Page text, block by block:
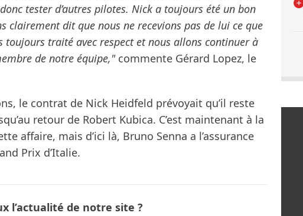
tester d’autres pilotes. Nick a toujours été un bon
clairement dit que nous ne recevions pas de lui ce que
toujours traité avec respect et nous allons continuer à
de notre équipe,"commente Gérard Lopez, le
le contrat de Nick Heidfeld prévoyait qu’il reste
retour de Robert Kubica. C’est maintenant à la
affaire, mais d’ici là, Bruno Senna a l’assurance
Prix d’Italie.
l’actualité de notre site ?